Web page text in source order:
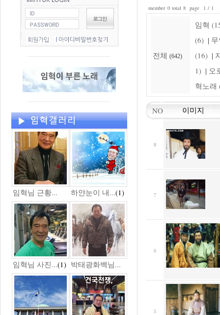
임혁님 근황... 하얀눈이 내...(1)
임혁님 사진...(1) 박태광화백님...
member 0 total 8 page 1 / 1
전체 (642)
임혁
(6) |
(16) |
1) | 오
혁노래
NO 이미지
8
7
6
5